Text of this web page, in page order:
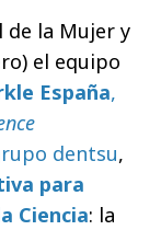
de la Mujer y
el equipo
España,
dentsu,
para
Ciencia: la